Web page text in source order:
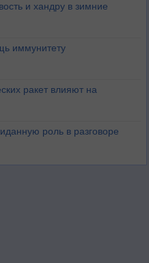
и хандру в зимние
иммунитету
ракет влияют на
роль в разговоре